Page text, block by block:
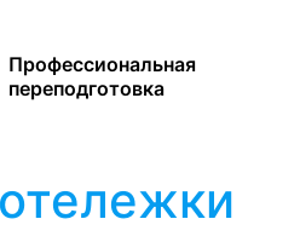
Профессиональная
переподготовка